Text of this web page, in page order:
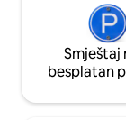
Smještaj
besplatan